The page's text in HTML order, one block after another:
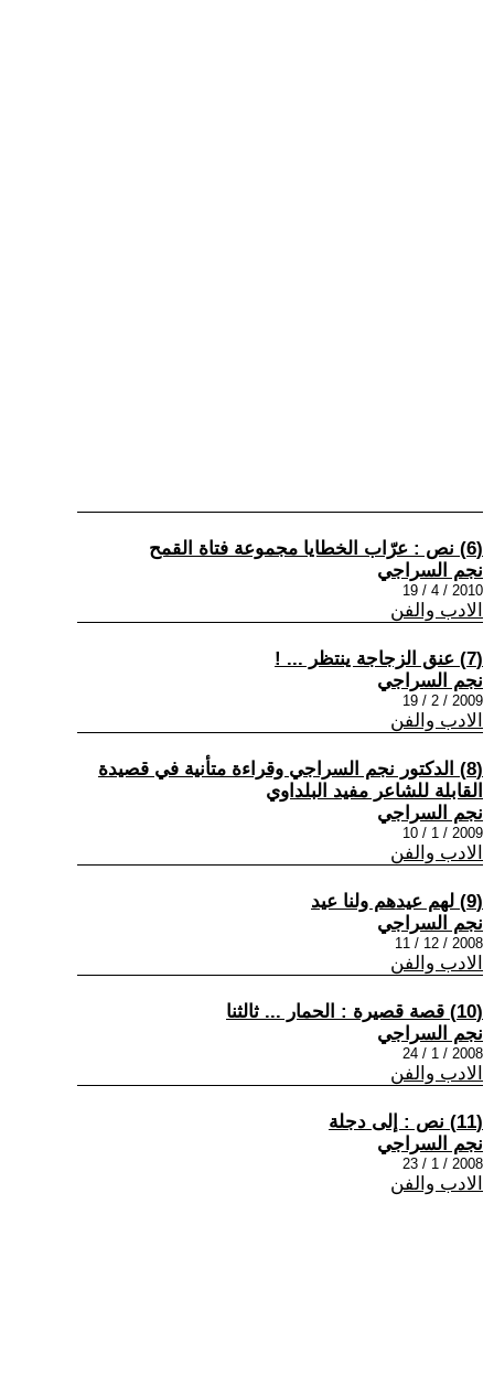
(6) نص : عرّاب الخطايا مجموعة فتاة القمح
نجم السراجي
2010 / 4 / 19
الادب والفن
(7) عنق الزجاجة ينتظر ... !
نجم السراجي
2009 / 2 / 19
الادب والفن
(8) الدكتور نجم السراجي وقراءة متأنية في قصيدة
القابلة للشاعر مفيد البلداوي
نجم السراجي
2009 / 1 / 10
الادب والفن
(9) لهم عيدهم ولنا عيد
نجم السراجي
2008 / 12 / 11
الادب والفن
(10) قصة قصيرة : الحمار ... ثالثنا
نجم السراجي
2008 / 1 / 24
الادب والفن
(11) نص : إلى دجلة
نجم السراجي
2008 / 1 / 23
الادب والفن